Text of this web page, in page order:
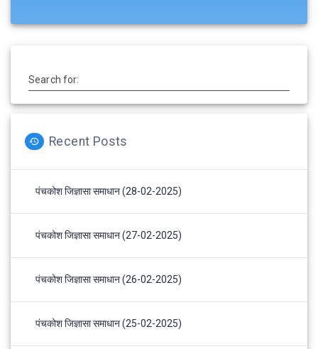
Search for:
Recent Posts
पंचकोश जिज्ञासा समाधान (28-02-2025)
पंचकोश जिज्ञासा समाधान (27-02-2025)
पंचकोश जिज्ञासा समाधान (26-02-2025)
पंचकोश जिज्ञासा समाधान (25-02-2025)